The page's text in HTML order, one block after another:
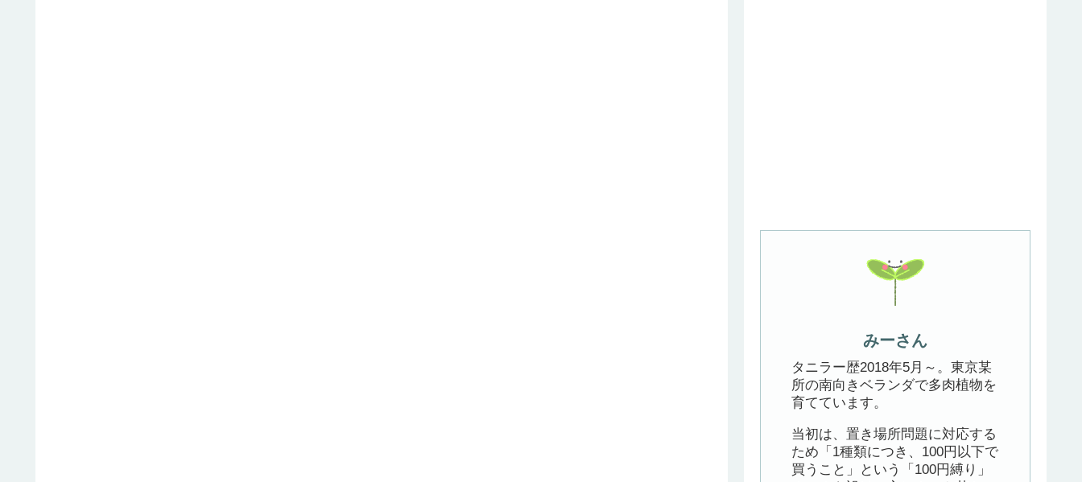
みーさん
タニラー歴2018年5月～。東京某
所の南向きベランダで多肉植物を
育てています。
当初は、置き場所問題に対応する
ため「1種類につき、100円以下で
買うこと」という「100円縛り」